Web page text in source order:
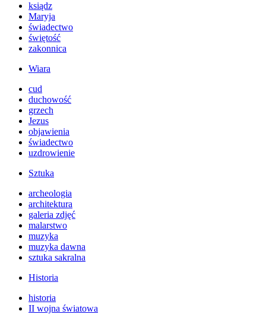
ksiądz
Maryja
świadectwo
świętość
zakonnica
Wiara
cud
duchowość
grzech
Jezus
objawienia
świadectwo
uzdrowienie
Sztuka
archeologia
architektura
galeria zdjęć
malarstwo
muzyka
muzyka dawna
sztuka sakralna
Historia
historia
II wojna światowa